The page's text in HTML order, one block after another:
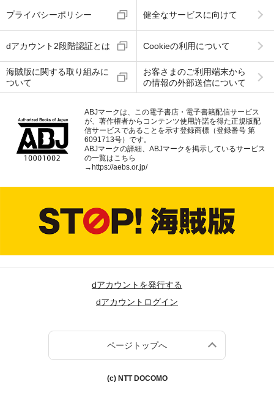
プライバシーポリシー 健全なサービスに向けて
dアカウント2段階認証とは Cookieの利用について
海賊版に関する取り組みに
ついて
お客さまのご利用端末から
の情報の外部送信について
ABJマークは、この電子書店・電子書籍配信サービス
が、著作権者からコンテンツ使用許諾を得た正規版配
信サービスであることを示す登録商標（登録番号 第
6091713号）です。
ABJマークの詳細、ABJマークを掲示しているサービス
の一覧はこちら
→https://aebs.or.jp/
dアカウントを発行する
dアカウントログイン
ページトップへ
(c) NTT DOCOMO